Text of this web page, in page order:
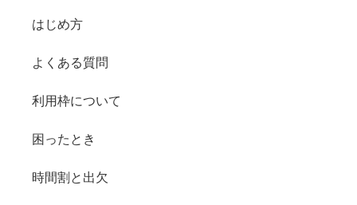
はじめ方
よくある質問
利用枠について
困ったとき
時間割と出欠